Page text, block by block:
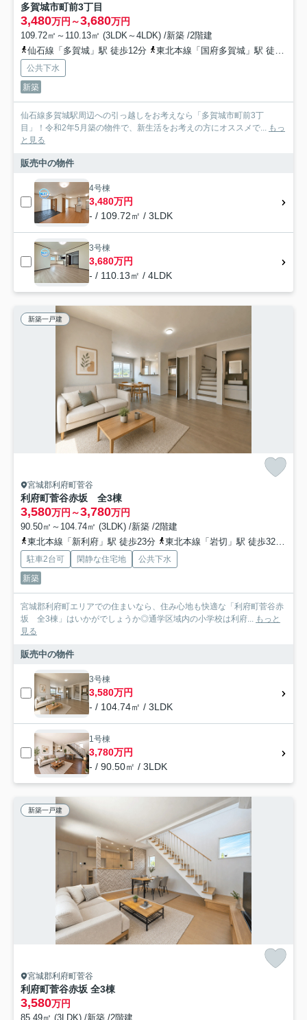
多賀城市町前3丁目
3,480万円～3,680万円
109.72㎡～110.13㎡ (3LDK～4LDK) /新築 /2階建
仙石線「多賀城」駅 徒歩12分
東北本線「国府多賀城」駅 徒歩32分
公共下水
新築
仙石線多賀城駅周辺への引っ越しをお考えなら「多賀城市町前3丁
目」！令和2年5月築の物件で、新生活をお考えの方にオススメで...
もっ
と見る
販売中の物件
4号棟
3,480万円
- / 109.72㎡ / 3LDK
3号棟
3,680万円
- / 110.13㎡ / 4LDK
新築一戸建
宮城郡利府町菅谷
利府町菅谷赤坂 全3棟
3,580万円～3,780万円
90.50㎡～104.74㎡ (3LDK) /新築 /2階建
東北本線「新利府」駅 徒歩23分
東北本線「岩切」駅 徒歩32分
駐車2台可 閑静な住宅地
公共下水
新築
宮城郡利府町エリアでの住まいなら、住み心地も快適な「利府町菅谷赤
坂 全3棟」はいかがでしょうか◎通学区域内の小学校は利府... もっと
見る
販売中の物件
3号棟
3,580万円
- / 104.74㎡ / 3LDK
1号棟
3,780万円
- / 90.50㎡ / 3LDK
新築一戸建
宮城郡利府町菅谷
利府町菅谷赤坂 全3棟
3,580万円
85.49㎡ (3LDK) /新築 /2階建